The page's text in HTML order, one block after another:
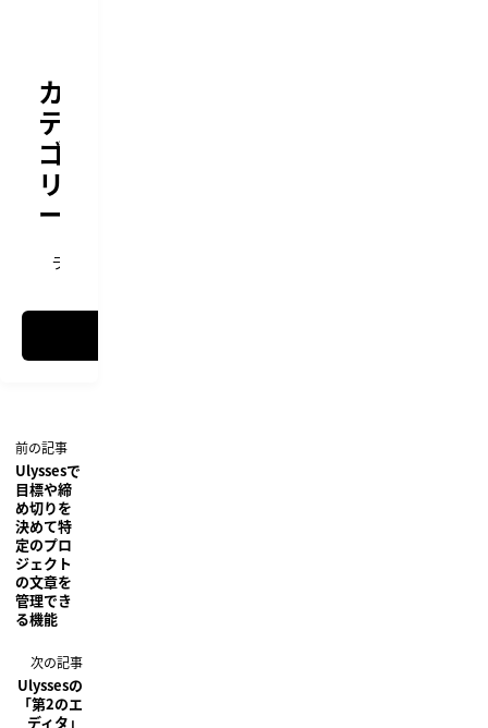
カ
テ
ゴ
リ
ー
ライティング
Ulyssesで
目標や締
め切りを
決めて特
定のプロ
ジェクト
の文章を
管理でき
る機能
Ulyssesの
「第2のエ
ディタ」